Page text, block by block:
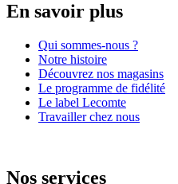
En savoir plus
Qui sommes-nous ?
Notre histoire
Découvrez nos magasins
Le programme de fidélité
Le label Lecomte
Travailler chez nous
Nos services